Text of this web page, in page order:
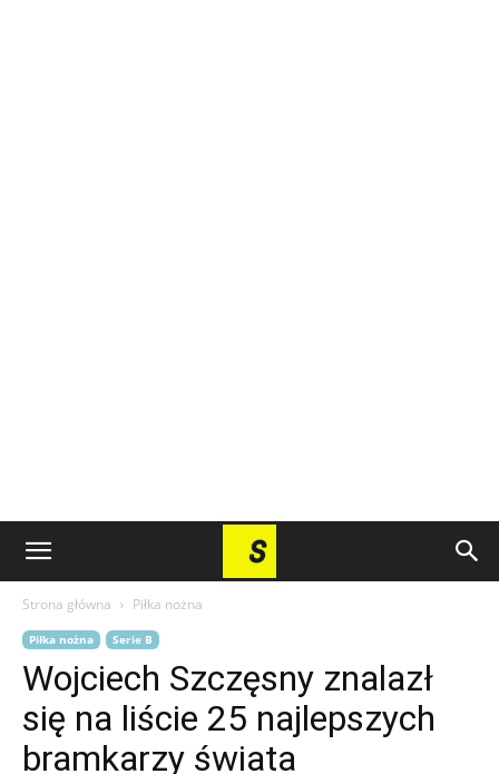
Strona główna Piłka nożna
Piłka nożna Serie B
Wojciech Szczęsny znalazł
się na liście 25 najlepszych
bramkarzy świata